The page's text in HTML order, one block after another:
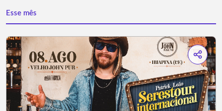
Esse mês